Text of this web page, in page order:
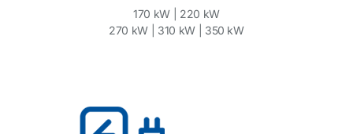
170 kW | 220 kW
270 kW | 310 kW | 350 kW